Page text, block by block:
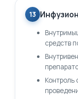
13
средств
Контроль